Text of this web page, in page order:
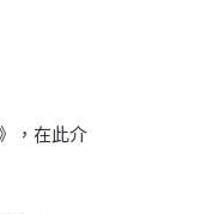
，在此介